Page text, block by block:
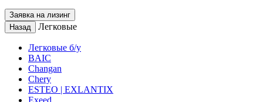
Заявка на лизинг
Назад
Легковые
Легковые б/у
BAIC
Changan
Chery
ESTEO | EXLANTIX